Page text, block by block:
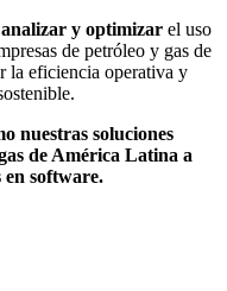
y optimizar el uso
de petróleo y gas de
la eficiencia operativa y
nuestras soluciones
de América Latina a
en software.